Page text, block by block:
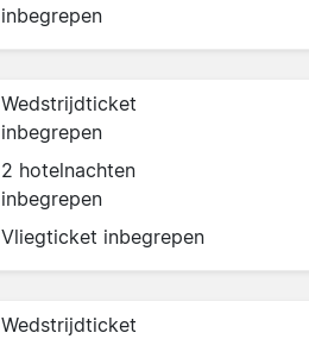
inbegrepen
Wedstrijdticket
inbegrepen
2 hotelnachten
inbegrepen
Vliegticket inbegrepen
Wedstrijdticket